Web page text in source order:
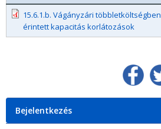
15.6.1.b. Vágányzári többletköltségben
érintett kapacitás korlátozások
Bejelentkezés